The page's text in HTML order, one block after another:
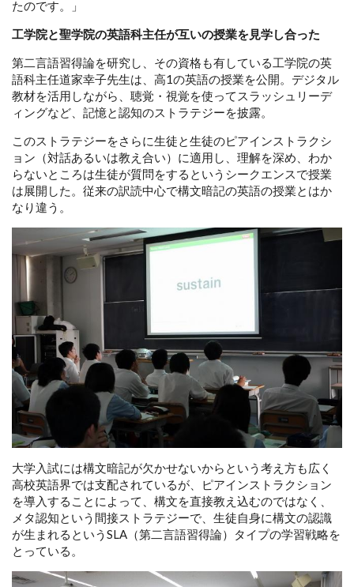
たのです。」
工学院と聖学院の英語科主任が互いの授業を見学し合った
第二言語習得論を研究し、その資格も有している工学院の英
語科主任道家幸子先生は、高1の英語の授業を公開。デジタル
教材を活用しながら、聴覚・視覚を使ってスラッシュリーデ
ィングなど、記憶と認知のストラテジーを披露。
このストラテジーをさらに生徒と生徒のピアインストラクシ
ョン（対話あるいは教え合い）に適用し、理解を深め、わか
らないところは生徒が質問をするというシークエンスで授業
は展開した。従来の訳読中心で構文暗記の英語の授業とはか
なり違う。
大学入試には構文暗記が欠かせないからという考え方も広く
高校英語界では支配されているが、ピアインストラクション
を導入することによって、構文を直接教え込むのではなく、
メタ認知という間接ストラテジーで、生徒自身に構文の認識
が生まれるというSLA（第二言語習得論）タイプの学習戦略を
とっている。